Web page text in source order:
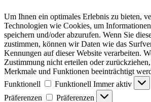
Um Ihnen ein optimales Erlebnis zu bieten,
Technologien wie Cookies, um
speichern und/oder abzurufen. Wenn Sie
zustimmen, können wir Daten wie das
Kennungen auf dieser Website verarbeiten.
Zustimmung nicht erteilen oder
Merkmale und Funktionen beeinträchtigt
Funktionell
Funktionell Immer aktiv
Präferenzen
Präferenzen